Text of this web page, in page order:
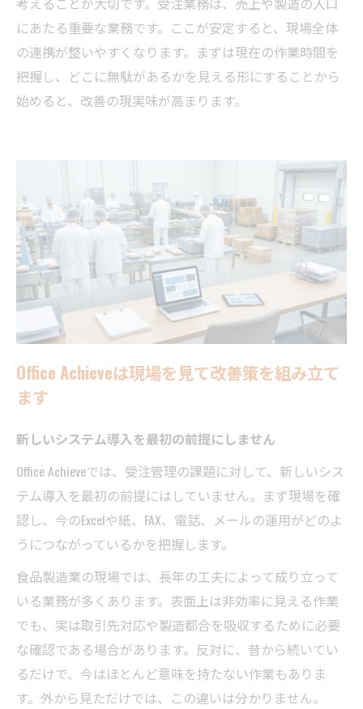
にあたる重要な業務です。ここが安定すると、現場全体
の連携が整いやすくなります。まずは現在の作業時間を
把握し、どこに無駄があるかを見える形にすることから
始めると、改善の現実味が高まります。
Office Achieveは現場を見て改善策を組み立て
ます
新しいシステム導入を最初の前提にしません
Office Achieveでは、受注管理の課題に対して、新しいシス
テム導入を最初の前提にはしていません。まず現場を確
認し、今のExcelや紙、FAX、電話、メールの運用がどのよ
うにつながっているかを把握します。
食品製造業の現場では、長年の工夫によって成り立って
いる業務が多くあります。表面上は非効率に見える作業
でも、実は取引先対応や製造都合を吸収するために必要
な確認である場合があります。反対に、昔から続いてい
るだけで、今はほとんど意味を持たない作業もありま
す。外から見ただけでは、この違いは分かりません。